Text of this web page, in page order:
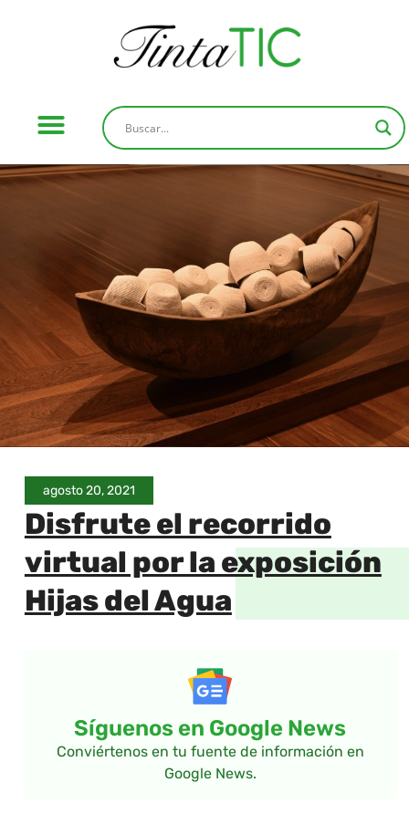
agosto 20, 2021
Disfrute el recorrido
virtual por la exposición
Hijas del Agua
Síguenos en Google News
Conviértenos en tu fuente de información en
Google News.